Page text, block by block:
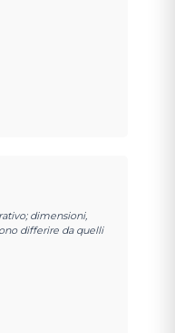
dimensioni,
differire da quelli